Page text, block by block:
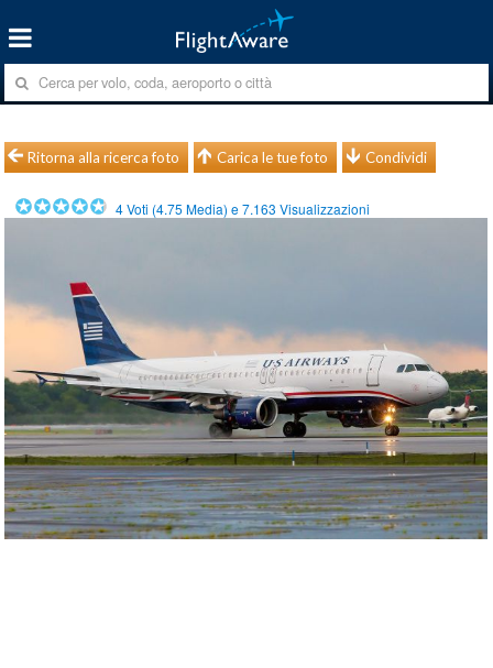
Ritorna alla ricerca foto Carica le tue foto Condividi
4Voti (4.75 Media) e7.163 Visualizzazioni